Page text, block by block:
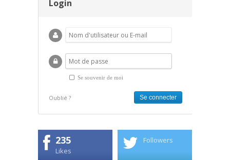
Login
Se souvenir de moi
Oublié ?
235
Likes
Followers